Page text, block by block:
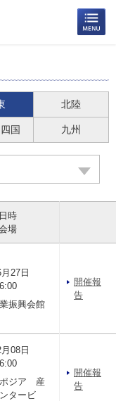
北陸
国 九州
日時
場
27日
振興会館
開催報
告
08日
ジア 産
タービ
開催報
告